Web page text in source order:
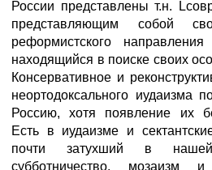
России представлены т.н.
представляющим собой
реформистского
находящийся в поиске своих
Консервативное и
неортодоксального
Россию, хотя появление их
Есть в иудаизме и
почти затухший в
субботничество,